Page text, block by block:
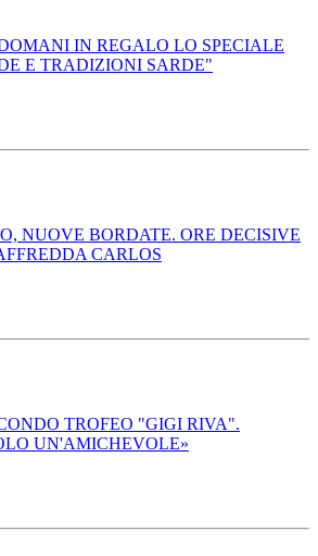
IN REGALO LO SPECIALE
E TRADIZIONI SARDE"
NUOVE BORDATE. ORE DECISIVE
CARLOS
TROFEO "GIGI RIVA".
UN'AMICHEVOLE»